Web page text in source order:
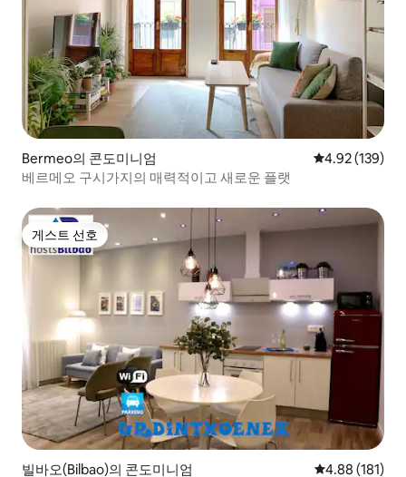
Bermeo의 콘도미니엄 평점 4.92점(5
4.92 (139)
베르메오 구시가지의 매력적이고 새로운 플랫
게스트 선호
게스트 선호
빌바오(Bilbao)의 콘도미니엄 평점 4.88점(5
4.88 (181)